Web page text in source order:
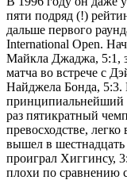
пяти подряд (!)
дальше первого
International Open.
Майкла Джаджа, 5:1,
матча во встрече с
Найджела Бонда, 5:3.
раз пятикратный
превосходстве,
вышел в
проиграл Хиггинсу,
плохи по сравнению